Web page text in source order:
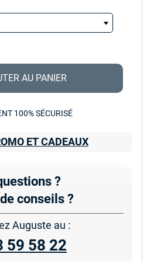
AU PANIER
100% SÉCURISÉ
ET CADEAUX
?
conseils ?
Auguste au :
59 58 22